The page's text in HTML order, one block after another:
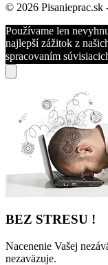
© 2026 Pisanieprac.sk
Používame len
najlepší zážitok z
spracovaním
BEZ STRESU !
Nacenenie Vašej
nezaväzuje.